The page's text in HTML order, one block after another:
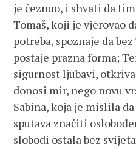
je čeznuo, i shvati da
Tomaš, koji je vjerovao
potreba, spoznaje da
postaje prazna forma;
sigurnost ljubavi,
donosi mir, nego novu
Sabina, koja je mislila
sputava značiti
slobodi ostala bez